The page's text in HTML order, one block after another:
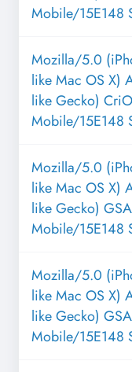
Mobile/15E148
Mozilla/5.0
like Mac OS X)
like Gecko)
Mobile/15E148
Mozilla/5.0
like Mac OS X)
like Gecko)
Mobile/15E148
Mozilla/5.0
like Mac OS X)
like Gecko)
Mobile/15E148